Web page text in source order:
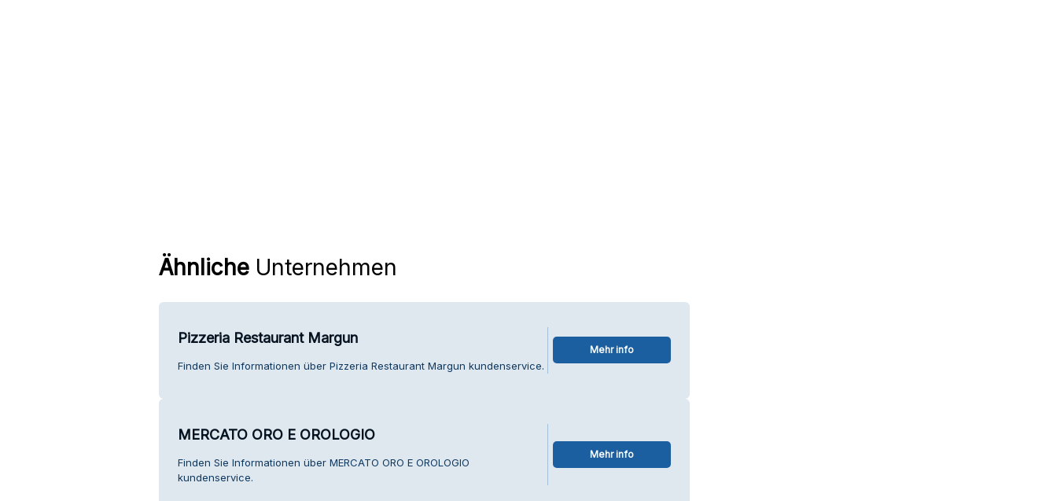
ÄhnlicheUnternehmen
Pizzeria Restaurant Margun
Finden Sie Informationen über Pizzeria Restaurant Margun kundenservice.
Mehr info
MERCATO ORO E OROLOGIO
Finden Sie Informationen über MERCATO ORO E OROLOGIO
kundenservice.
Mehr info